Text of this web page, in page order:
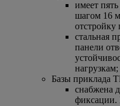
имеет
шагом 16
отстройку
стальная
панели
нагрузкам;
Базы приклада
снабжена
фиксации.